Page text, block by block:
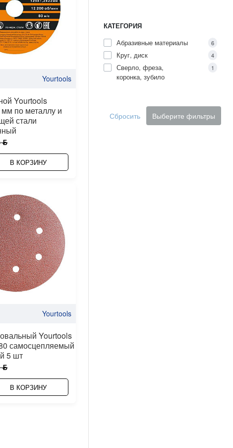
Yourtools
Yourtools
по металлу и
стали
ƃ
В КОРЗИНУ
Yourtools
Yourtools
самосцепляемый
5 шт
ƃ
В КОРЗИНУ
КАТЕГОРИЯ
Абразивные материалы
6
Круг, диск 4
Сверло, фреза,
коронка, зубило
1
Сбросить Выберите фильтры